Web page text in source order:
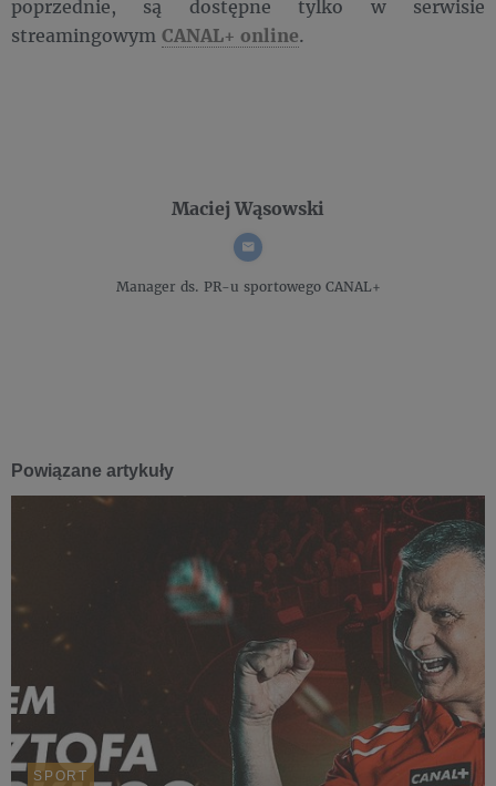
poprzednie, są dostępne tylko w serwisie
streamingowym CANAL+ online.
Maciej Wąsowski
Manager ds. PR-u sportowegoCANAL+
Powiązane artykuły
SPORT